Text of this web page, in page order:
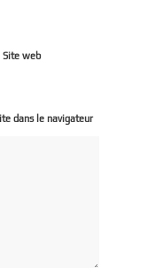
Site web
dans le navigateur